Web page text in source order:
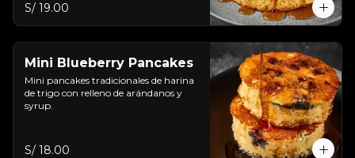
S/ 19.00
Mini Blueberry Pancakes
Mini pancakes tradicionales de harina
de trigo con relleno de arándanos y
syrup.
S/ 18.00